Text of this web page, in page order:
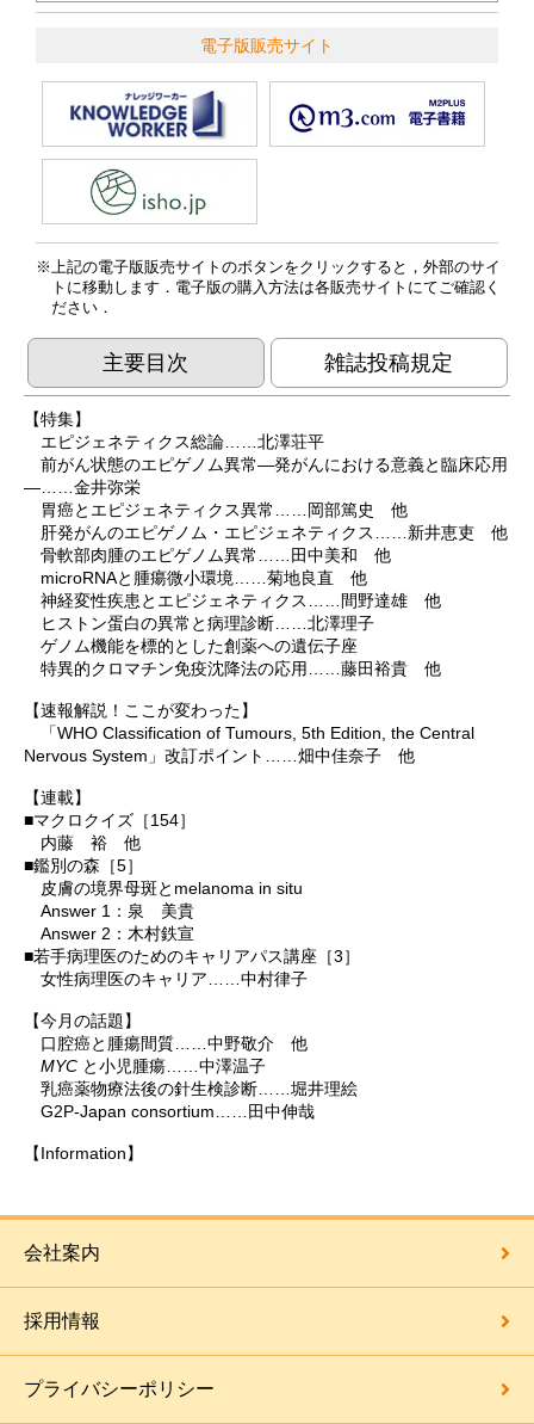
電子版販売サイト
上記の電子版販売サイトのボタンをクリックすると，外部のサイ
トに移動します．電子版の購入方法は各販売サイトにてご確認く
ださい．
主要目次 雑誌投稿規定
【特集】
エピジェネティクス総論……北澤荘平
前がん状態のエピゲノム異常―発がんにおける意義と臨床応用
―……金井弥栄
胃癌とエピジェネティクス異常……岡部篤史 他
肝発がんのエピゲノム・エピジェネティクス……新井恵吏 他
骨軟部肉腫のエピゲノム異常……田中美和 他
microRNAと腫瘍微小環境……菊地良直 他
神経変性疾患とエピジェネティクス……間野達雄 他
ヒストン蛋白の異常と病理診断……北澤理子
ゲノム機能を標的とした創薬への遺伝子座
特異的クロマチン免疫沈降法の応用……藤田裕貴 他
【速報解説！ここが変わった】
「WHO Classification of Tumours, 5th Edition, the Central
Nervous System」改訂ポイント……畑中佳奈子 他
【連載】
■マクロクイズ［154］
内藤 裕 他
■鑑別の森［5］
皮膚の境界母斑とmelanoma in situ
Answer 1：泉 美貴
Answer 2：木村鉄宣
■若手病理医のためのキャリアパス講座［3］
女性病理医のキャリア……中村律子
【今月の話題】
口腔癌と腫瘍間質……中野敬介 他
MYC と小児腫瘍……中澤温子
乳癌薬物療法後の針生検診断……堀井理絵
G2P-Japan consortium……田中伸哉
【Information】
会社案内
採用情報
プライバシーポリシー